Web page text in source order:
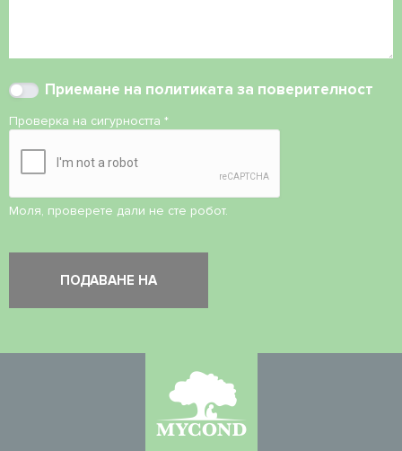
Приемане на политиката за поверителност
Проверка на сигурността *
Моля, проверете дали не сте робот.